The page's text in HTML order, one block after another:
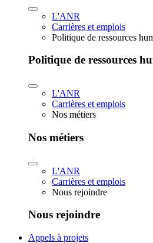
L'ANR
Carrières et emplois
Politique de ressources
Politique de ressources
L'ANR
Carrières et emplois
Nos métiers
Nos métiers
L'ANR
Carrières et emplois
Nous rejoindre
Nous rejoindre
Appels à projets